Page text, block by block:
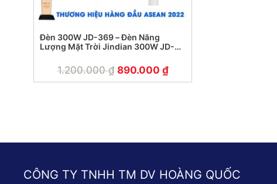
Đèn 300W JD-369 – Đèn Năng
Lượng Mặt Trời Jindian 300W JD-
1.200.000₫ 890.000 ₫
CÔNG TY TNHH TM DV HOÀNG QUỐC